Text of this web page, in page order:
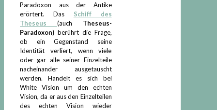
Paradoxon aus der Antike
erörtert. Das Schiff des
Theseus (auch Theseus-
Paradoxon) berührt die Frage,
ob ein Gegenstand seine
Identität verliert, wenn viele
oder gar alle seiner Einzelteile
nacheinander ausgetauscht
werden. Handelt es sich bei
White Vision um den echten
Vision, da er aus den Einzelteilen
des echten Vision wieder